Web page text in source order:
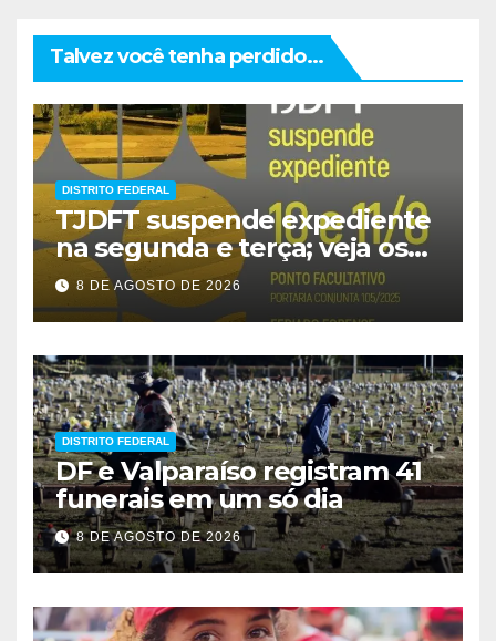
Talvez você tenha perdido...
DISTRITO FEDERAL
TJDFT suspende expediente
na segunda e terça; veja os
prazos
8 DE AGOSTO DE 2026
DISTRITO FEDERAL
DF e Valparaíso registram 41
funerais em um só dia
8 DE AGOSTO DE 2026